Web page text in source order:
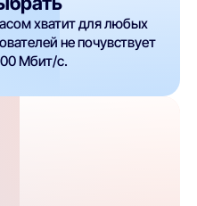
хватит для любых
не почувствует
Мбит/с.